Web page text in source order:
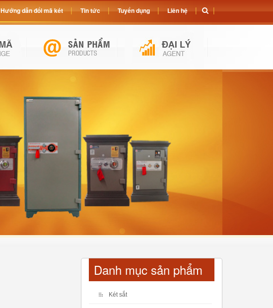
Danh mục sản phẩm
Két sắt
Hướng dẫn đổi mã két Tin tức Tuyển dụng Liên hệ